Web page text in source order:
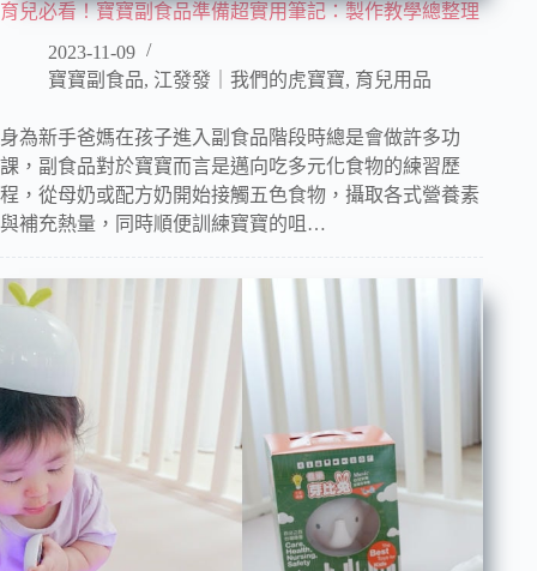
育兒必看！寶寶副食品準備超實用筆記：製作教學總整理
2023-11-09
寶寶副食品, 江發發｜我們的虎寶寶, 育兒用品
身為新手爸媽在孩子進入副食品階段時總是會做許多功
課，副食品對於寶寶而言是邁向吃多元化食物的練習歷
程，從母奶或配方奶開始接觸五色食物，攝取各式營養素
與補充熱量，同時順便訓練寶寶的咀…